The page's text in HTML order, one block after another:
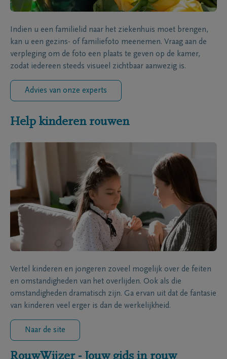
Indien u een familielid naar het ziekenhuis moet brengen,
kan u een gezins- of familiefoto meenemen. Vraag aan de
verpleging om de foto een plaats te geven op de kamer,
zodat iedereen steeds visueel zichtbaar aanwezig is.
Advies van onze experts
Help kinderen rouwen
Vertel kinderen en jongeren zoveel mogelijk over de feiten
en omstandigheden van het overlijden. Ook als die
omstandigheden dramatisch zijn. Ga ervan uit dat de fantasie
van kinderen veel erger is dan de werkelijkheid.
Naar de site
RouwWijzer - Jouw gids in rouw